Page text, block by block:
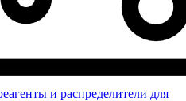
и распределители для